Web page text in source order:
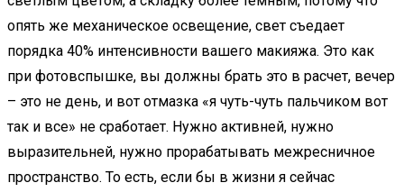
опять же механическое освещение, свет съедает
порядка 40% интенсивности вашего макияжа. Это как
при фотовспышке, вы должны брать это в расчет, вечер
– это не день, и вот отмазка «я чуть-чуть пальчиком вот
так и все» не сработает. Нужно активней, нужно
выразительней, нужно прорабатывать межресничное
пространство. То есть, если бы в жизни я сейчас